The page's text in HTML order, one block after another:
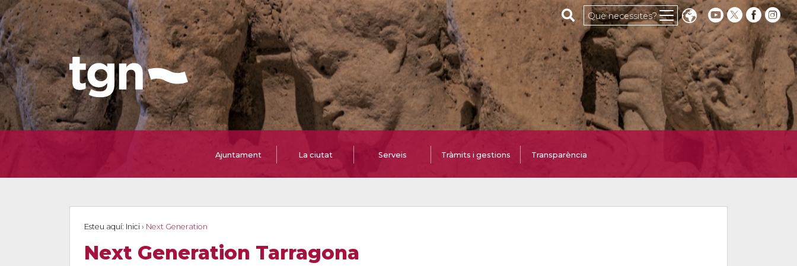
Cerca al web
Què necessites?
Ajuntament La ciutat Serveis Tràmits i gestions Transparència
Esteu aquí: Inici › Next Generation
Next Generation Tarragona